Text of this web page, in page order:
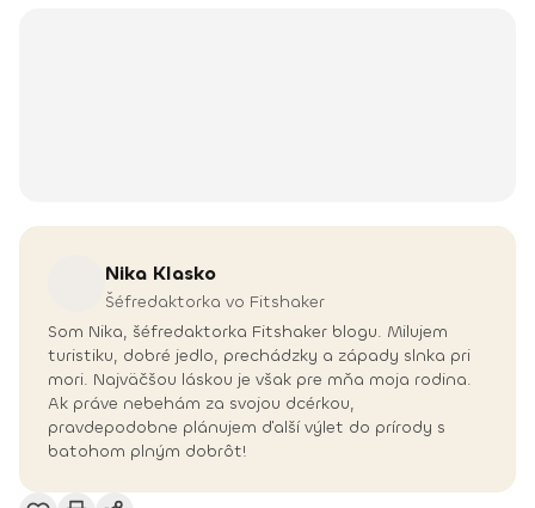
Nika Klasko
Šéfredaktorka vo Fitshaker
Som Nika, šéfredaktorka Fitshaker blogu. Milujem
turistiku, dobré jedlo, prechádzky a západy slnka pri
mori. Najväčšou láskou je však pre mňa moja rodina.
Ak práve nebehám za svojou dcérkou,
pravdepodobne plánujem ďalší výlet do prírody s
batohom plným dobrôt!